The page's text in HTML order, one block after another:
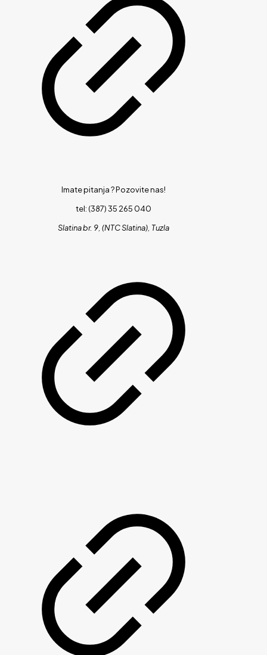
Imate pitanja ?Pozovite nas!
tel: (387) 35 265 040
Slatina br. 9, (NTC Slatina), Tuzla